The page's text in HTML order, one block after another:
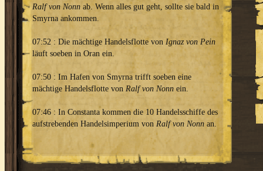
Ralf von Nonn ab. Wenn alles gut geht, sollte sie bald in
Smyrna ankommen.
07:52 : Die mächtige Handelsflotte von Ignaz von Pein
läuft soeben in Oran ein.
07:50 : Im Hafen von Smyrna trifft soeben eine
mächtige Handelsflotte von Ralf von Nonn ein.
07:46 : In Constanta kommen die 10 Handelsschiffe des
aufstrebenden Handelsimperium von Ralf von Nonn an.